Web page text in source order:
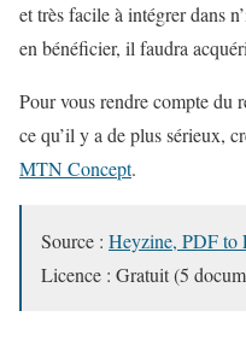
et très facile à intégrer dans
en bénéficier, il faudra
Pour vous rendre compte du
ce qu’il y a de plus sérieux,
MTN Concept.
Source : Heyzine, PDF to
Licence : Gratuit (5